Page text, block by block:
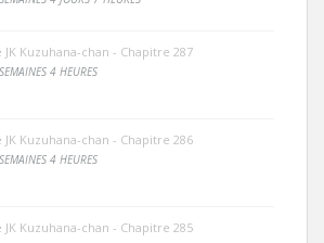
JK Kuzuhana-chan - Chapitre 287
4 HEURES
JK Kuzuhana-chan - Chapitre 286
4 HEURES
JK Kuzuhana-chan - Chapitre 285